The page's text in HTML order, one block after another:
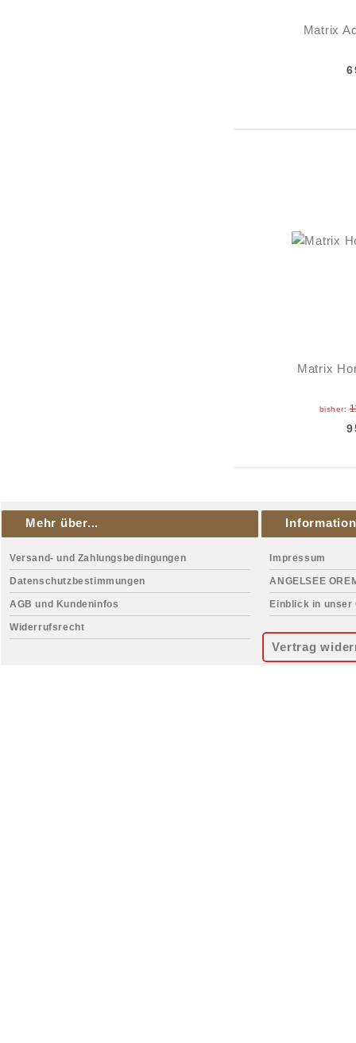
Matrix
Matrix
bisher:
Mehr über...
Versand- und Zahlungsbedingungen
Datenschutzbestimmungen
AGB und Kundeninfos
Widerrufsrecht
Impressum
ANGELSEE
Einblick in unser
Vertrag